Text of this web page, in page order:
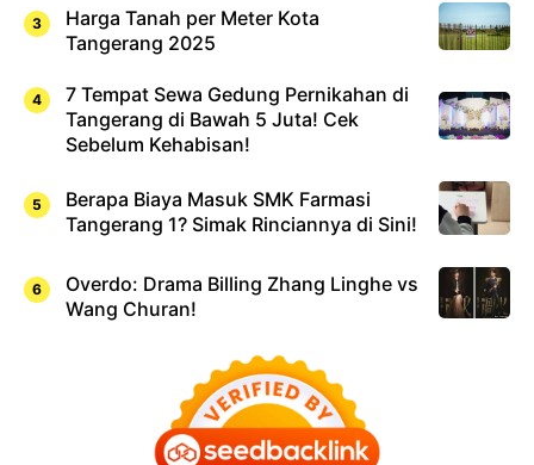
Harga Tanah per Meter Kota
Tangerang 2025
7 Tempat Sewa Gedung Pernikahan di
Tangerang di Bawah 5 Juta! Cek
Sebelum Kehabisan!
Berapa Biaya Masuk SMK Farmasi
Tangerang 1? Simak Rinciannya di Sini!
Overdo: Drama Billing Zhang Linghe vs
Wang Churan!